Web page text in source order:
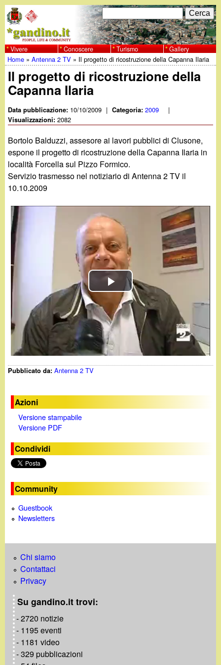
al
contenuto
principale
w
w
w
.
g
a
d
n
o
t
F
o
r
m
i
r
i
c
r
c
a
C
e
r
c
a
Vivere Conoscere Turismo Gallery
Tu
sei
qui
Home »Antenna 2 TV » Il progetto di ricostruzione della Capanna Ilaria
Il progetto di ricostruzione della
Capanna Ilaria
Data pubblicazione: 10/10/2009 | Categoria:2009 |
Visualizzazioni:2082
Bortolo Balduzzi, assesore ai lavori pubblici di Clusone,
espone il progetto di ricostruzione della Capanna Ilaria in
località Forcella sul Pizzo Formico.
Servizio trasmesso nel notiziario di Antenna 2 TV il
10.10.2009
P
l
a
y
e
Pubblicato da:Antenna 2 TV
Azioni
Versione stampabile
Versione PDF
Condividi
Community
Guestbook
Newsletters
Chi siamo
Contattaci
Privacy
Su gandino.it trovi:
- 2720 notizie
- 1195 eventi
- 1181 video
- 329 pubblicazioni